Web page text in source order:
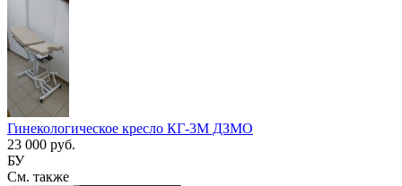
Гинекологическое кресло КГ-3М ДЗМО
23 000 руб.
БУ
См. также